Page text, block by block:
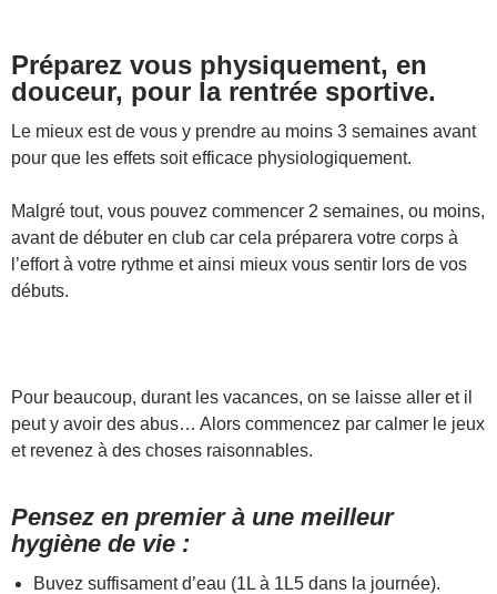
Préparez vous physiquement, en
douceur, pour la rentrée sportive.
Le mieux est de vous y prendre au moins 3 semaines avant
pour que les effets soit efficace physiologiquement.
Malgré tout, vous pouvez commencer 2 semaines, ou moins,
avant de débuter en club car cela préparera votre corps à
l’effort à votre rythme et ainsi mieux vous sentir lors de vos
débuts.
Pour beaucoup, durant les vacances, on se laisse aller et il
peut y avoir des abus… Alors commencez par calmer le jeux
et revenez à des choses raisonnables.
Pensez en premier à une meilleur
hygiène de vie :
Buvez suffisament d’eau (1L à 1L5 dans la journée).